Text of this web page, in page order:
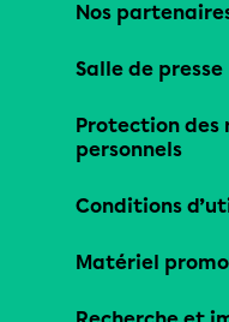
Nos
Salle de presse
Protection des
personnels
Conditions
Matériel